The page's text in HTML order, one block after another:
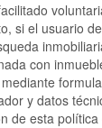
si el usuario
con
y datos
de esta